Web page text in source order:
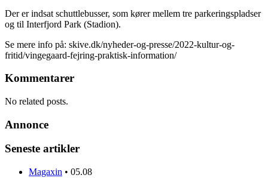
Der er indsat schuttlebusser, som kører mellem tre parkeringspladser
og til Interfjord Park (Stadion).
Se mere info på: skive.dk/nyheder-og-presse/2022-kultur-og-
fritid/vingegaard-fejring-praktisk-information/
Kommentarer
No related posts.
Annonce
Seneste artikler
Magaxin • 05.08